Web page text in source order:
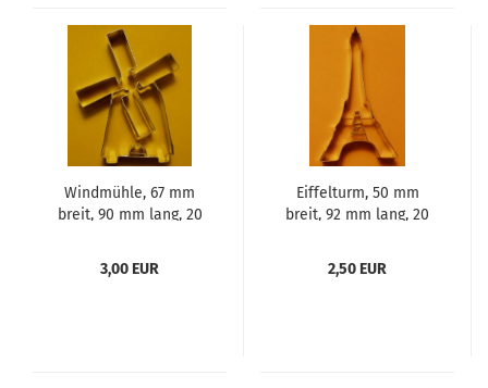
Windmühle, 67 mm
breit, 90 mm lang, 20
3,00 EUR
Eiffelturm, 50 mm
breit, 92 mm lang, 20
2,50 EUR